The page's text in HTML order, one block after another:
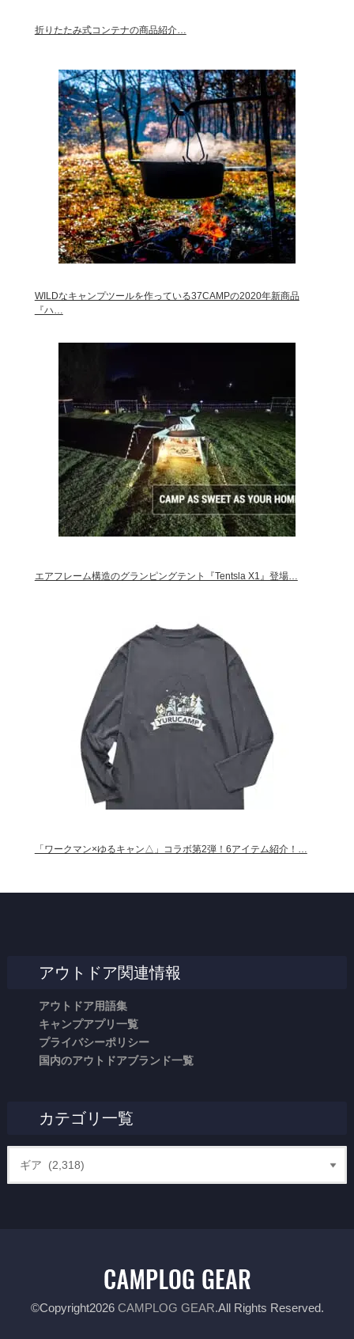
折りたたみ式コンテナの商品紹介…
WILDなキャンプツールを作っている37CAMPの2020年新商品
『ハ…
エアフレーム構造のグランピングテント『Tentsla X1』登場…
「ワークマン×ゆるキャン△」コラボ第2弾！6アイテム紹介！…
アウトドア関連情報
アウトドア用語集
キャンプアプリ一覧
プライバシーポリシー
国内のアウトドアブランド一覧
カテゴリ一覧
©Copyright2026 CAMPLOG GEAR.All Rights Reserved.